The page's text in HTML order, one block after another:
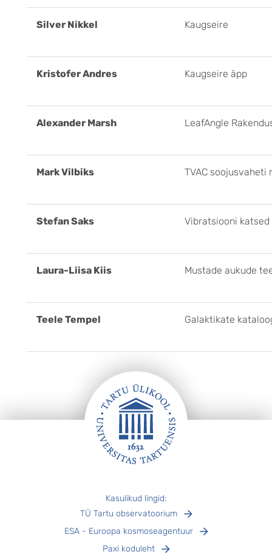
Silver Nikkel Kaugseire
Kristofer Andres Kaugseire äpp
Alexander Marsh LeafAngle
Mark Vilbiks TVAC soojusvaheti
Stefan Saks Vibratsiooni katsed
Laura-Liisa Kiis Mustade aukude
Teele Tempel Galaktikate
Kasulikud lingid:
TÜ Tartu observatoorium
ESA - Euroopa kosmoseagentuur
Paxi koduleht